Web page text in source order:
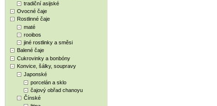
tradiční asijské
Ovocné čaje
Rostlinné čaje
maté
rooibos
jiné rostlinky a směsi
Balené čaje
Cukrovinky a bonbóny
Konvice, šálky, soupravy
Japonské
porcelán a sklo
čajový obřad chanoyu
Čínské